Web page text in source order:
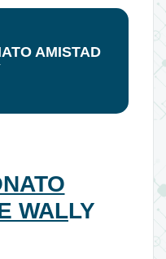
AMISTAD
WALLY